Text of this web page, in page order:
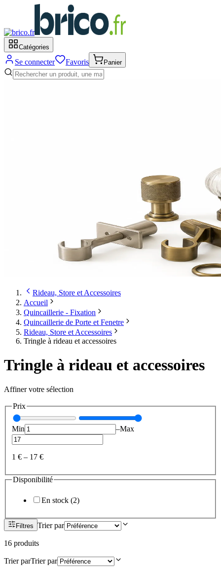
Catégories
Se connecter Favoris Panier
Rideau, Store et Accessoires
Accueil
Quincaillerie - Fixation
Quincaillerie de Porte et Fenetre
Rideau, Store et Accessoires
Tringle à rideau et accessoires
Tringle à rideau et accessoires
Affiner votre sélection
Prix
Min –Max
1 € – 17 €
Disponibilité
En stock (2)
Filtres Trier par
16 produits
Trier parTrier par